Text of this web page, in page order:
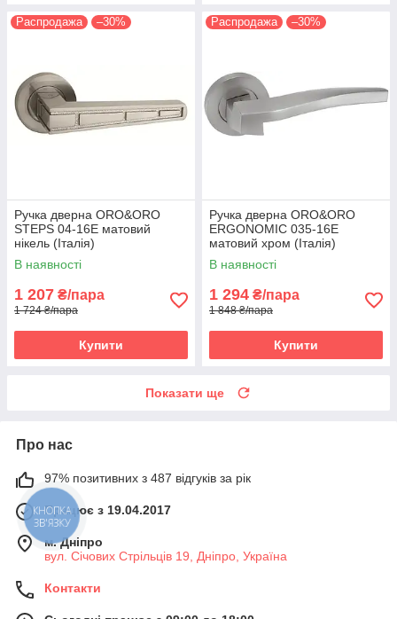
Распродажа –30%
Ручка дверна ORO&ORO
STEPS 04-16E матовий
нікель (Італія)
В наявності
1 207 ₴/пара
1 724 ₴/пара
Купити
Распродажа –30%
Ручка дверна ORO&ORO
ERGONOMIC 035-16E
матовий хром (Італія)
В наявності
1 294 ₴/пара
1 848 ₴/пара
Купити
Показати ще
Про нас
97% позитивних з 487 відгуків за рік
Працює з 19.04.2017
м. Дніпро
вул. Січових Стрільців 19, Дніпро, Україна
Контакти
КНОПКА
ЗВ'ЯЗКУ